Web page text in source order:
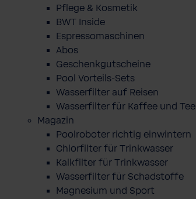
Pflege & Kosmetik
BWT Inside
Espressomaschinen
Abos
Geschenkgutscheine
Pool Vorteils-Sets
Wasserfilter auf Reisen
Wasserfilter für Kaffee und Tee
Magazin
Poolroboter richtig einwintern
Chlorfilter für Trinkwasser
Kalkfilter für Trinkwasser
Wasserfilter für Schadstoffe
Magnesium und Sport